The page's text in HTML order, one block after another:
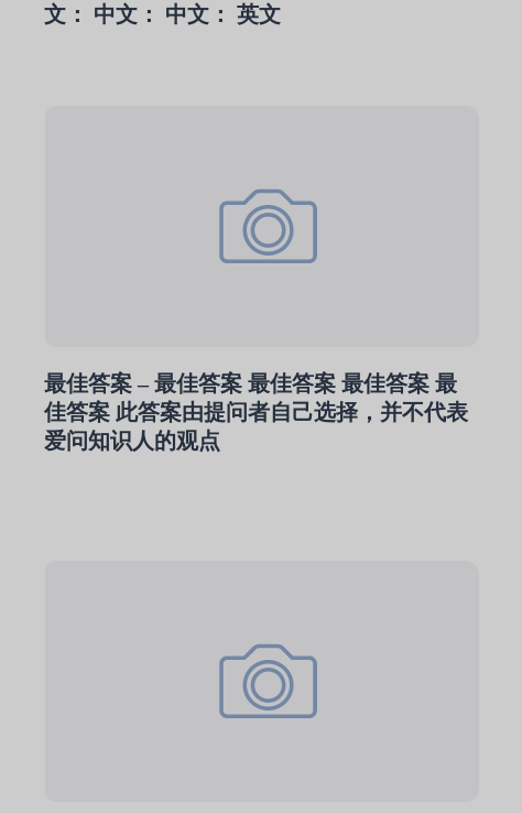
文： 中文： 中文： 英文
最佳答案 – 最佳答案 最佳答案 最佳答案 最
佳答案 此答案由提问者自己选择，并不代表
爱问知识人的观点